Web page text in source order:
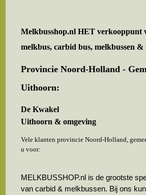
Melkbusshop.nl HET verkooppunt
melkbus, carbid bus, melkbussen
Provincie Noord-Holland -
Uithoorn:
De Kwakel
Uithoorn & omgeving
Vele klanten provincie Noord-Holland,
u voor:
MELKBUSSHOP.nl is de grootste
van carbid & melkbussen. Bij ons